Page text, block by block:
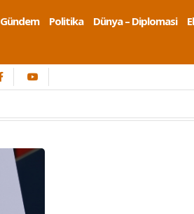
Gündem Politika Dünya – Diplomasi